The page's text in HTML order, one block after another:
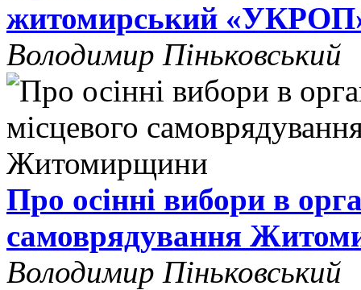
житомирський
Володимир Піньковський
Про осінні вибори в
самоврядування
Володимир Піньковський